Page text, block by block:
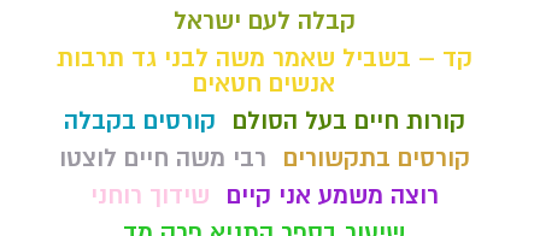
קבלה לעם ישראל
קד – בשביל שאמר משה לבני גד תרבות
אנשים חטאים
קורות חיים בעל הסולם
קורסים בקבלה
קורסים בתקשורים
רבי משה חיים לוצטו
רוצה משמע אני קיים
שידוך רוחני